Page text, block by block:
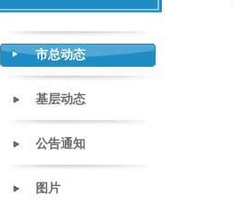
市总动态
基层动态
公告通知
图片